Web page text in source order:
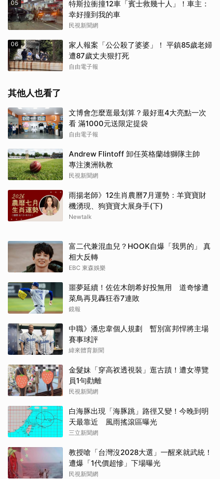
05
特斯拉衝撞12車「賓士救幾十人」！車主：
幸好撞到我的車
民視新聞網
06
家人報案「公公殺了婆婆」！ 平鎮85歲老婦
遭87歲丈夫狠打死
自由電子報
其他人也看了
文博會怎麼逛最划算？最好逛4大亮點一次
看 滿1000元送限定提袋
自由電子報
Andrew Flintoff 卸任英格蘭雄獅隊主帥
專注澳洲執教
民視新聞網
雨揚老師》12生肖農曆7月運勢：羊寶寶財
機湧現、狗寶寶大展身手(下)
Newtalk
富二代兼混血兒？HOOK自爆「我男的」 真
相大反轉
EBC 東森娛樂
噩夢延續！佐佐木朗希好投無用 道奇慘遭
菜鳥再見轟狂吞7連敗
鏡報
中職》潘忠韋個人規劃 暫別富邦悍將主場
賽事球評
緯來體育新聞
金髮妹「穿高衩透視裝」逛古蹟！遭女導覽
員1句勸離
民視新聞網
白海豚出現「海豚跳」路徑又變！今晚到明
天最靠近 風雨搖滾區曝光
三立新聞網
教授嗆「台灣沒2028大選」一醒來就武統！
遭爆「1代價超慘」下場曝光
民視新聞網